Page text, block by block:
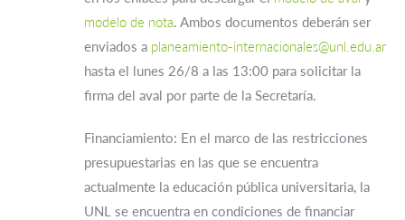
modelo de nota. Ambos documentos deberán ser
enviados a planeamiento-internacionales@unl.edu.ar
hasta el lunes 26/8 a las 13:00 para solicitar la
firma del aval por parte de la Secretaría.
Financiamiento: En el marco de las restricciones
presupuestarias en las que se encuentra
actualmente la educación pública universitaria, la
UNL se encuentra en condiciones de financiar